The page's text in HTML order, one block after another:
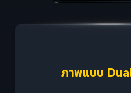
เทคโนโลยีควบคุม